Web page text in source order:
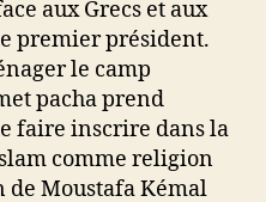
aux Grecs et aux
premier président.
le camp
pacha prend
faire inscrire dans la
comme religion
de Moustafa Kémal